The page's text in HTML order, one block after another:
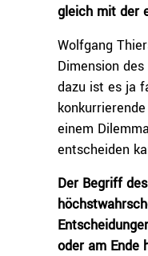
gleich mit der
Wolfgang
Dimension
dazu ist es ja
einem
entscheiden
Der Begriff
oder am Ende